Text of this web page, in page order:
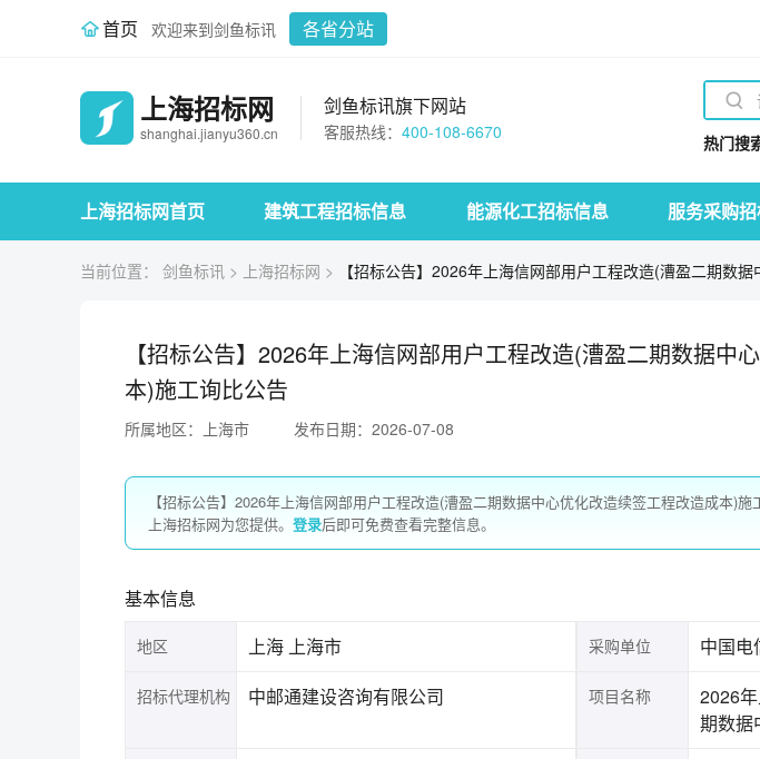
首页 欢迎来到剑鱼标讯 各省分站
上海招标网
shanghai.jianyu360.cn
剑鱼标讯旗下网站
客服热线： 400-108-6670 热门搜
上海招标网首页 建筑工程招标信息 能源化工招标信息 服务采购
当前位置： 剑鱼标讯 > 上海招标网 > 【招标公告】2026年上海信网部用户工程改造(漕盈二期数
【招标公告】2026年上海信网部用户工程改造(漕盈二期数据中
本)施工询比公告
所属地区：上海市 发布日期：2026-07-08
【招标公告】2026年上海信网部用户工程改造(漕盈二期数据中心优化改造续签工程改造成本)
上海招标网为您提供。 登录后即可免费查看完整信息。
基本信息
地区 上海 上海市 采购单位 中国电
招标代理机构 中邮通建设咨询有限公司 项目名称
2026
期数据